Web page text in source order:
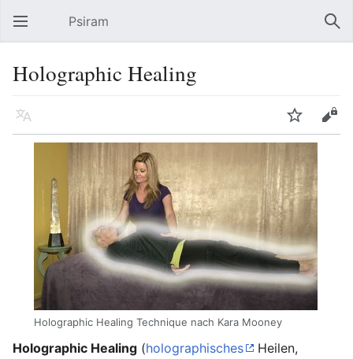
Hauptmenü öffnen Psiram
Holographic Healing
Sprache Beobachten Bearbeiten
Holographic Healing Technique nach Kara Mooney
Holographic Healing (holographisches
Heilen,